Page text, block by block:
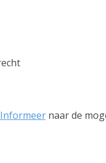
Informeernaar de